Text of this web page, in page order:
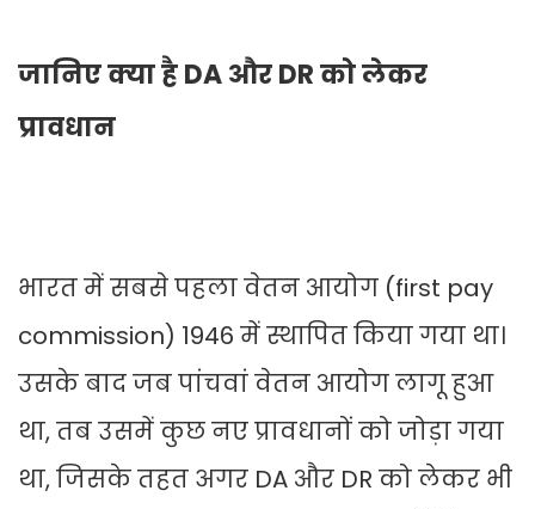
जानिए क्या है DA और DR को लेकर
प्रावधान
भारत में सबसे पहला वेतन आयोग (first pay
commission) 1946 में स्थापित किया गया था।
उसके बाद जब पांचवां वेतन आयोग लागू हुआ
था, तब उसमें कुछ नए प्रावधानों को जोड़ा गया
था, जिसके तहत अगर DA और DR को लेकर भी